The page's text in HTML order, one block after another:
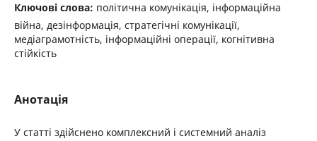
Ключові слова: політична комунікація, інформаційна
війна, дезінформація, стратегічні комунікації,
медіаграмотність, інформаційні операції, когнітивна
стійкість
Анотація
У статті здійснено комплексний і системний аналіз